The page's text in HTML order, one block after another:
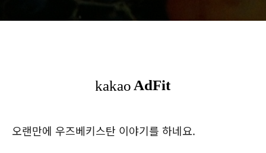
오랜만에 우즈베키스탄 이야기를 하네요.